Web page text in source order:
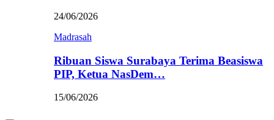
24/06/2026
Madrasah
Ribuan Siswa Surabaya Terima Beasiswa
PIP, Ketua NasDem…
15/06/2026